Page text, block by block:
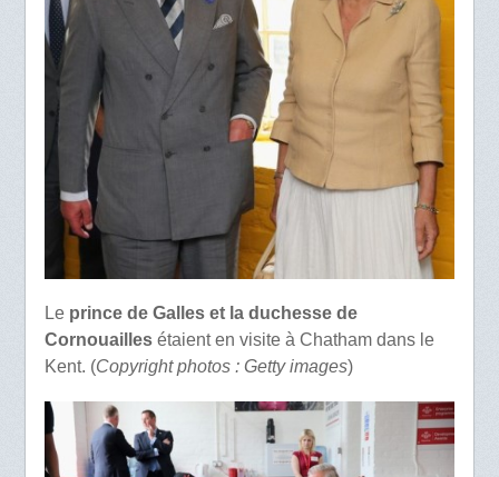
Le prince de Galles et la duchesse de
Cornouaillesétaient en visite à Chatham dans le
Kent. (Copyright photos : Getty images)